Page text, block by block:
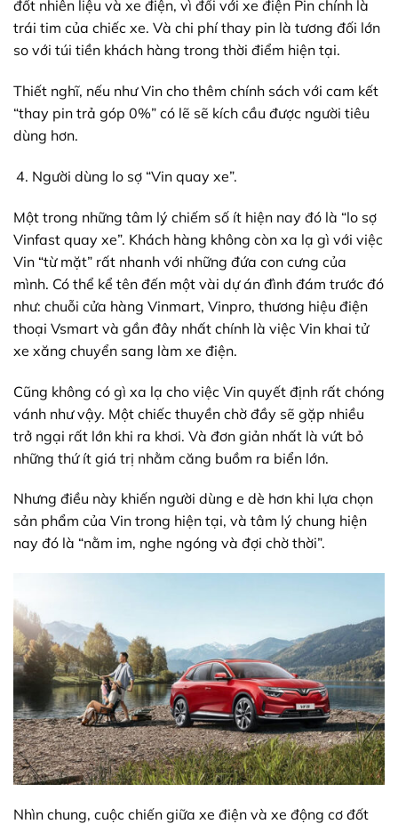
đốt nhiên liệu và xe điện, vì đối với xe điện Pin chính là
trái tim của chiếc xe. Và chi phí thay pin là tương đối lớn
so với túi tiền khách hàng trong thời điểm hiện tại.
Thiết nghĩ, nếu như Vin cho thêm chính sách với cam kết
“thay pin trả góp 0%” có lẽ sẽ kích cầu được người tiêu
dùng hơn.
Người dùng lo sợ “Vin quay xe”.
Một trong những tâm lý chiếm số ít hiện nay đó là “lo sợ
Vinfast quay xe”. Khách hàng không còn xa lạ gì với việc
Vin “từ mặt” rất nhanh với những đứa con cưng của
mình. Có thể kể tên đến một vài dự án đình đám trước đó
như: chuỗi cửa hàng Vinmart, Vinpro, thương hiệu điện
thoại Vsmart và gần đây nhất chính là việc Vin khai tử
xe xăng chuyển sang làm xe điện.
Cũng không có gì xa lạ cho việc Vin quyết định rất chóng
vánh như vậy. Một chiếc thuyền chờ đầy sẽ gặp nhiều
trở ngại rất lớn khi ra khơi. Và đơn giản nhất là vứt bỏ
những thứ ít giá trị nhằm căng buồm ra biển lớn.
Nhưng điều này khiến người dùng e dè hơn khi lựa chọn
sản phẩm của Vin trong hiện tại, và tâm lý chung hiện
nay đó là “nằm im, nghe ngóng và đợi chờ thời”.
Nhìn chung, cuộc chiến giữa xe điện và xe động cơ đốt